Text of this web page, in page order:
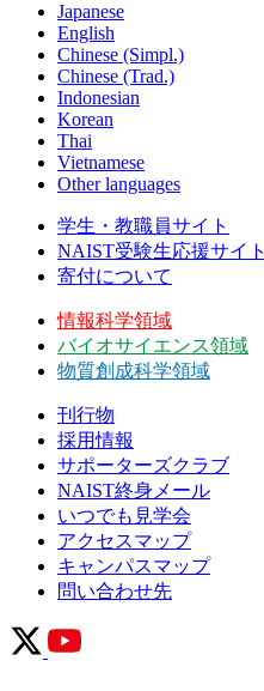
Japanese
English
Chinese (Simpl.)
Chinese (Trad.)
Indonesian
Korean
Thai
Vietnamese
Other languages
学生・教職員サイト
NAIST受験生応援サイト
寄付について
情報科学領域
バイオサイエンス領域
物質創成科学領域
刊行物
採用情報
サポーターズクラブ
NAIST終身メール
いつでも見学会
アクセスマップ
キャンパスマップ
問い合わせ先